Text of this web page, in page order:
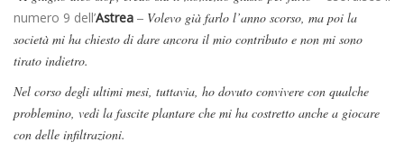
numero 9 dell’Astrea – Volevo già farlo l’anno scorso, ma poi la
società mi ha chiesto di dare ancora il mio contributo e non mi sono
tirato indietro.
Nel corso degli ultimi mesi, tuttavia, ho dovuto convivere con qualche
problemino, vedi la fascite plantare che mi ha costretto anche a giocare
con delle infiltrazioni.